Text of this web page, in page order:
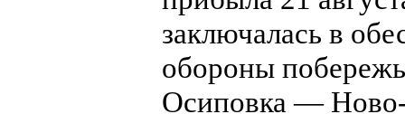
заключалась в
обороны
Осиповка —